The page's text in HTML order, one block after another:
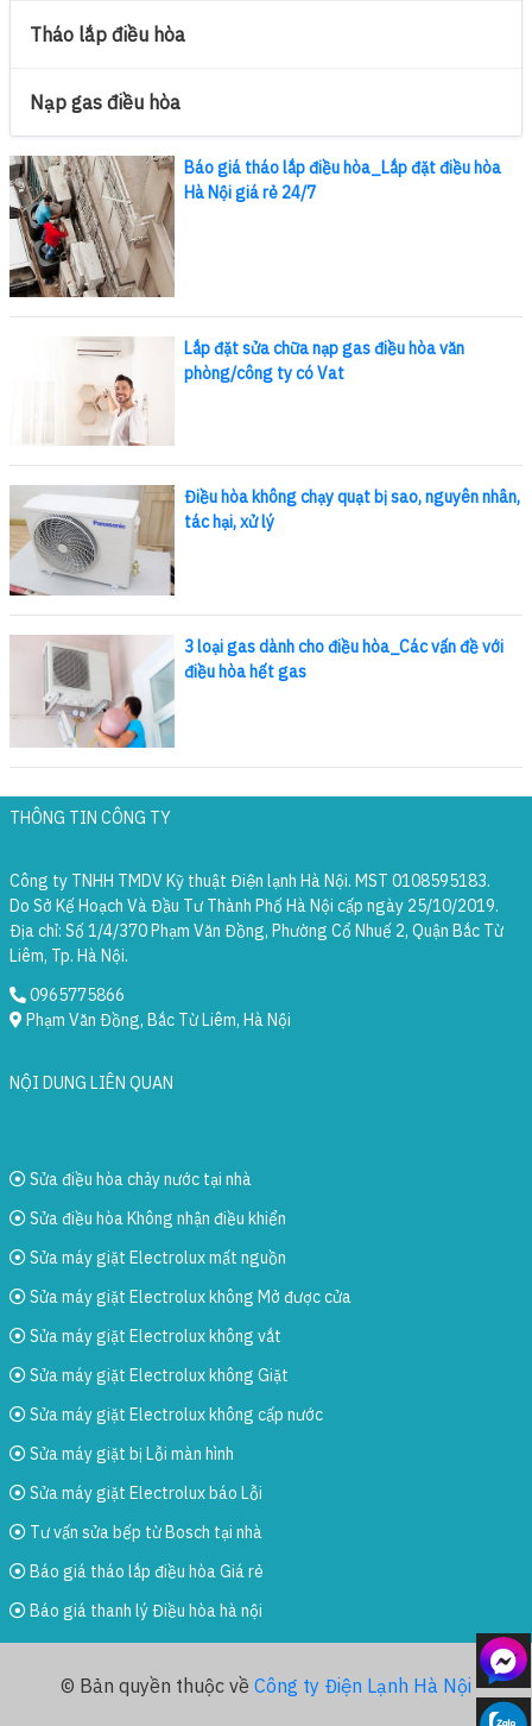
Tháo lắp điều hòa
Nạp gas điều hòa
Báo giá tháo lắp điều hòa_Lắp đặt điều hòa
Hà Nội giá rẻ 24/7
Lắp đặt sửa chữa nạp gas điều hòa văn
phòng/công ty có Vat
Điều hòa không chạy quạt bị sao, nguyên nhân,
tác hại, xử lý
3 loại gas dành cho điều hòa_Các vấn đề với
điều hòa hết gas
THÔNG TIN CÔNG TY
Công ty TNHH TMDV Kỹ thuật Điện lạnh Hà Nội. MST 0108595183.
Do Sở Kế Hoạch Và Đầu Tư Thành Phố Hà Nội cấp ngày 25/10/2019.
Địa chỉ: Số 1/4/370 Phạm Văn Đồng, Phường Cổ Nhuế 2, Quận Bắc Từ
Liêm, Tp. Hà Nội.
0965775866
Phạm Văn Đồng, Bắc Từ Liêm, Hà Nội
NỘI DUNG LIÊN QUAN
Sửa điều hòa chảy nước tại nhà
Sửa điều hòa Không nhận điều khiển
Sửa máy giặt Electrolux mất nguồn
Sửa máy giặt Electrolux không Mở được cửa
Sửa máy giặt Electrolux không vắt
Sửa máy giặt Electrolux không Giặt
Sửa máy giặt Electrolux không cấp nước
Sửa máy giặt bị Lỗi màn hình
Sửa máy giặt Electrolux báo Lỗi
Tư vấn sửa bếp từ Bosch tại nhà
Báo giá tháo lắp điều hòa Giá rẻ
Báo giá thanh lý Điều hòa hà nội
© Bản quyền thuộc về Công ty Điện Lạnh Hà Nội